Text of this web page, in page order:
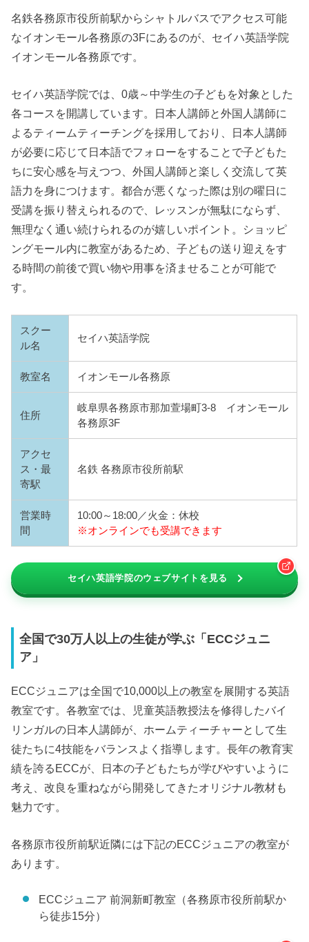
名鉄各務原市役所前駅からシャトルバスでアクセス可能
なイオンモール各務原の3Fにあるのが、セイハ英語学院
イオンモール各務原です。
セイハ英語学院では、0歳～中学生の子どもを対象とした
各コースを開講しています。日本人講師と外国人講師に
よるティームティーチングを採用しており、日本人講師
が必要に応じて日本語でフォローをすることで子どもた
ちに安心感を与えつつ、外国人講師と楽しく交流して英
語力を身につけます。都合が悪くなった際は別の曜日に
受講を振り替えられるので、レッスンが無駄にならず、
無理なく通い続けられるのが嬉しいポイント。ショッピ
ングモール内に教室があるため、子どもの送り迎えをす
る時間の前後で買い物や用事を済ませることが可能で
す。
スクー
ル名
セイハ英語学院
教室名 イオンモール各務原
住所
岐阜県各務原市那加萱場町3-8 イオンモール
各務原3F
アクセ
ス・最
寄駅
名鉄 各務原市役所前駅
営業時
間
10:00～18:00／火金：休校
※オンラインでも受講できます
セイハ英語学院のウェブサイトを見る
全国で30万人以上の生徒が学ぶ「ECCジュニ
ア」
ECCジュニアは全国で10,000以上の教室を展開する英語
教室です。各教室では、児童英語教授法を修得したバイ
リンガルの日本人講師が、ホームティーチャーとして生
徒たちに4技能をバランスよく指導します。長年の教育実
績を誇るECCが、日本の子どもたちが学びやすいように
考え、改良を重ねながら開発してきたオリジナル教材も
魅力です。
各務原市役所前駅近隣には下記のECCジュニアの教室が
あります。
ECCジュニア 前洞新町教室（各務原市役所前駅か
ら徒歩15分）